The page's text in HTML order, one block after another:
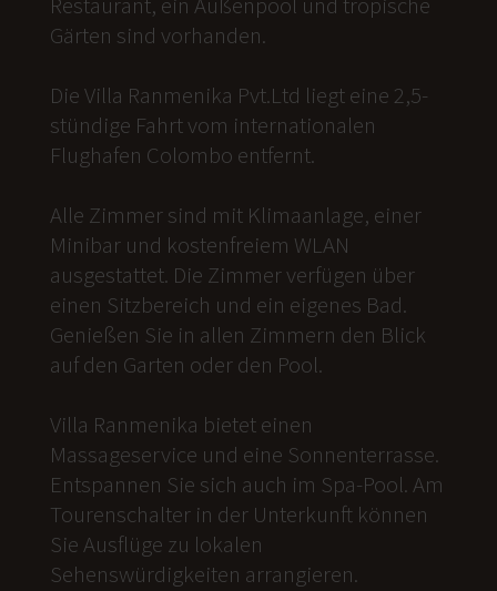
Gärten sind vorhanden.
Die Villa Ranmenika Pvt.Ltd liegt eine 2,5-
stündige Fahrt vom internationalen
Flughafen Colombo entfernt.
Alle Zimmer sind mit Klimaanlage, einer
Minibar und kostenfreiem WLAN
ausgestattet. Die Zimmer verfügen über
einen Sitzbereich und ein eigenes Bad.
Genießen Sie in allen Zimmern den Blick
auf den Garten oder den Pool.
Villa Ranmenika bietet einen
Massageservice und eine Sonnenterrasse.
Entspannen Sie sich auch im Spa-Pool. Am
Tourenschalter in der Unterkunft können
Sie Ausflüge zu lokalen
Sehenswürdigkeiten arrangieren.